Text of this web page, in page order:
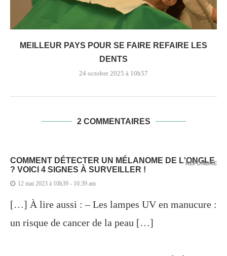
MEILLEUR PAYS POUR SE FAIRE REFAIRE LES
DENTS
24 octobre 2025 à 10h57
2 COMMENTAIRES
COMMENT DÉTECTER UN MÉLANOME DE L'ONGLE
? VOICI 4 SIGNES À SURVEILLER !
12 mai 2023 à 10h39 - 10:39 am
[…] À lire aussi : – Les lampes UV en manucure :
un risque de cancer de la peau […]
RÉPONDRE